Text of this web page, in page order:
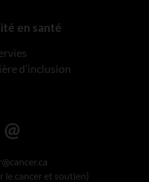
en santé
d’inclusion
le cancer et soutien)